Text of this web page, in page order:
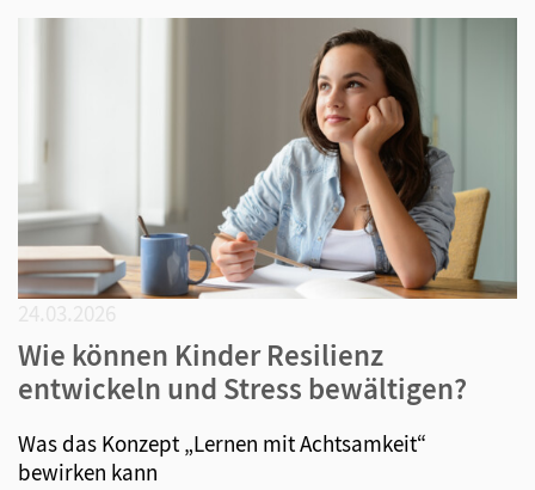
Wie können Kinder Resilienz
entwickeln und Stress bewältigen?
Was das Konzept „Lernen mit Achtsamkeit“
bewirken kann